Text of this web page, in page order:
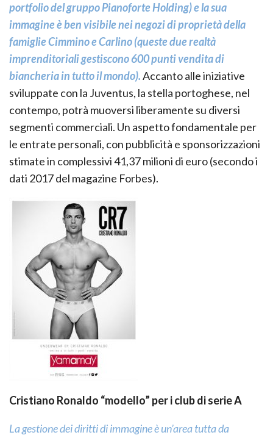
portfolio del gruppo Pianoforte Holding) e la sua
immagine è ben visibile nei negozi di proprietà della
famiglie Cimmino e Carlino (queste due realtà
imprenditoriali gestiscono 600 punti vendita di
biancheria in tutto il mondo).Accanto alle iniziative
sviluppate con la Juventus, la stella portoghese, nel
contempo, potrà muoversi liberamente su diversi
segmenti commerciali. Un aspetto fondamentale per
le entrate personali, con pubblicità e sponsorizzazioni
stimate in complessivi 41,37 milioni di euro (secondo i
dati 2017 del magazine Forbes).
Cristiano Ronaldo “modello” per i club di serie A
La gestione dei diritti di immagine è un’area tutta da